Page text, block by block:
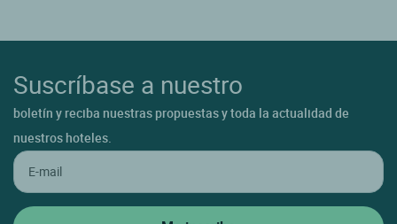
Suscríbase a nuestro
boletín y reciba nuestras propuestas y toda la actualidad de
nuestros hoteles.